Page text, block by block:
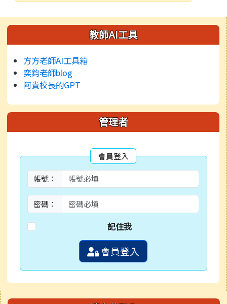
左邊區域內容 教師AI工具
方方老師AI工具箱
奕鈞老師blog
阿貴校長的GPT
管理者
會員登入
帳號：
密碼：
記住我
會員登入